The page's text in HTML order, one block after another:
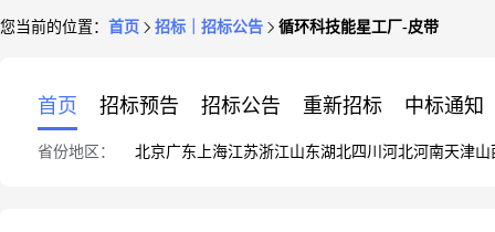
您当前的位置： 首页 招标｜招标公告 循环科技能星工厂-皮带
首页 招标预告 招标公告 重新招标 中标通知
省份地区： 北京广东 上海江苏浙江山东湖北四川 河北河南天津山